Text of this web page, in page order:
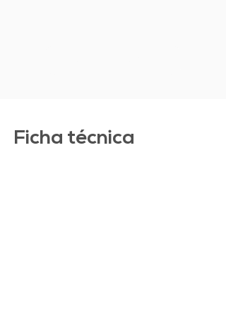
Ficha técnica